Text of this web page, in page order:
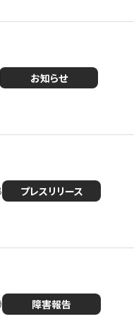
お知らせ
プレスリリース
障害報告